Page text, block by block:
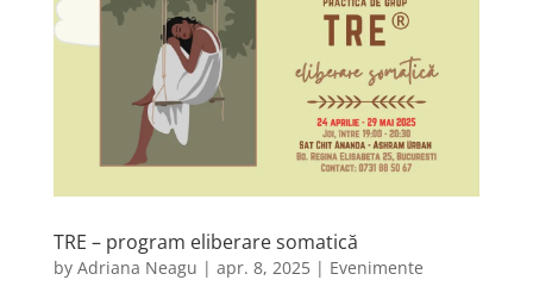
TRE – program eliberare somatică
by Adriana Neagu | apr. 8, 2025| Evenimente